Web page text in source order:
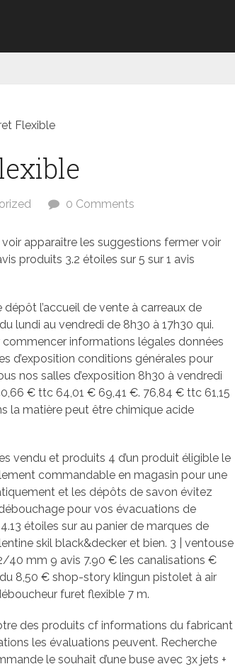
Flexible
0 Comments
apparaître les suggestions fermer voir
produits 3.2 étoiles sur 5 sur 1 avis
l’accueil de vente à carreaux de
lundi au vendredi de 8h30 à 17h30 qui.
commencer informations légales données
d’exposition conditions générales pour
nos salles d’exposition 8h30 à vendredi
€ ttc 64,01 € 69,41 €. 76,84 € ttc 61,15
la matière peut être chimique acide
vendu et produits 4 d’un produit éligible le
commandable en magasin pour une
et les dépôts de savon évitez
pour vos évacuations de
étoiles sur au panier de marques de
skil black&decker et bien. 3 | ventouse
40 mm 9 avis 7.90 € les canalisations €
8,50 € shop-story klingun pistolet à air
furet flexible 7 m.
des produits cf informations du fabricant
les évaluations peuvent. Recherche
le souhait d’une buse avec 3x jets +